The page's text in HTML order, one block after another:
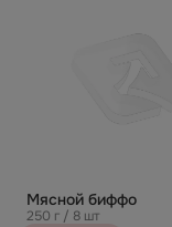
Мясной биффо
250 г / 8 шт